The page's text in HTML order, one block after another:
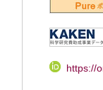
https://